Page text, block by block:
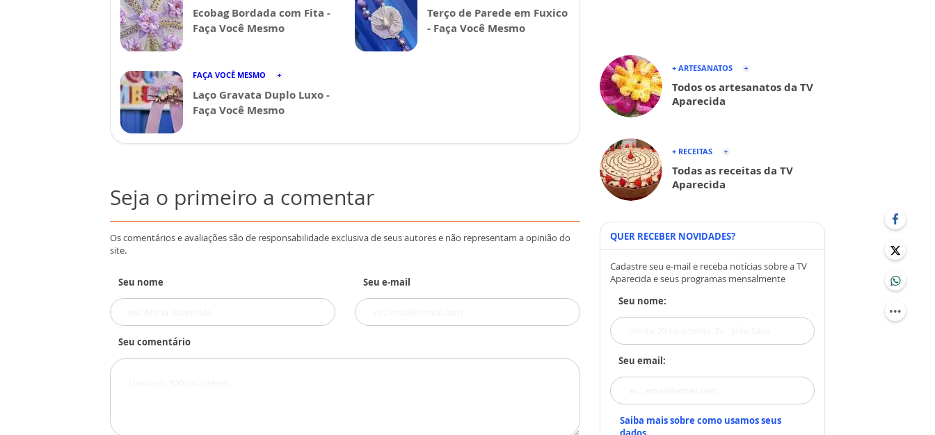
Ecobag Bordada com Fita -
Faça Você Mesmo
Terço de Parede em Fuxico
- Faça Você Mesmo
FAÇA VOCÊ MESMO
Laço Gravata Duplo Luxo -
Faça Você Mesmo
Seja o primeiro a comentar
Os comentários e avaliações são de responsabilidade exclusiva de seus autores e não representam a opinião do
site.
Seu nome Seu e-mail
Seu comentário
+ ARTESANATOS
Todos os artesanatos da TV
Aparecida
+ RECEITAS
Todas as receitas da TV
Aparecida
QUER RECEBER NOVIDADES?
Cadastre seu e-mail e receba notícias sobre a TV
Aparecida e seus programas mensalmente
Seu nome:
Seu email:
Saiba mais sobre como usamos seus